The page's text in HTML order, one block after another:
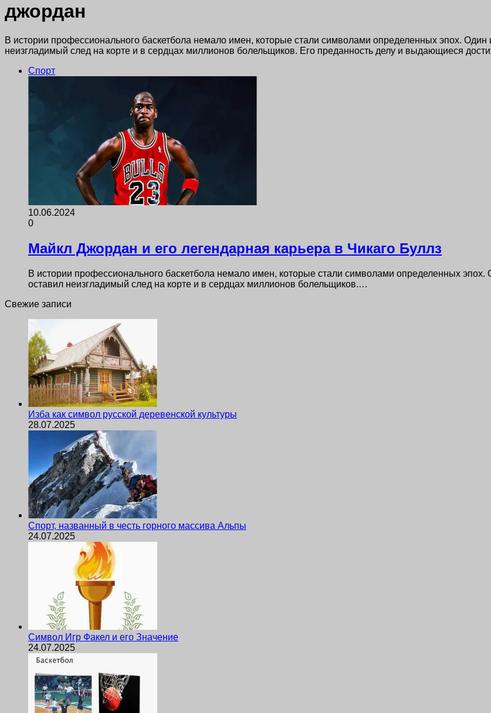
джордан
В истории профессионального баскетбола немало имен, которые стали символами определенных эпох.
неизгладимый след на корте и в сердцах миллионов болельщиков. Его преданность делу и выдающиеся
Спорт
10.06.2024
0
Майкл Джордан и его легендарная карьера в Чикаго Буллз
В истории профессионального баскетбола немало имен, которые стали символами определенных
оставил неизгладимый след на корте и в сердцах миллионов болельщиков.…
Свежие записи
Изба как символ русской деревенской культуры
28.07.2025
Спорт, названный в честь горного массива Альпы
24.07.2025
Символ Игр Факел и его Значение
24.07.2025